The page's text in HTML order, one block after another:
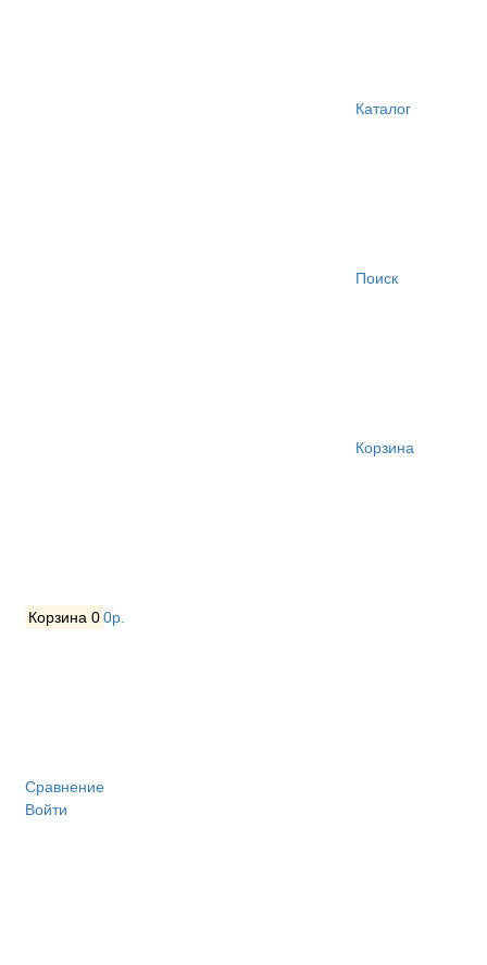
Каталог
Поиск
Корзина
Корзина 00р.
Сравнение
Войти